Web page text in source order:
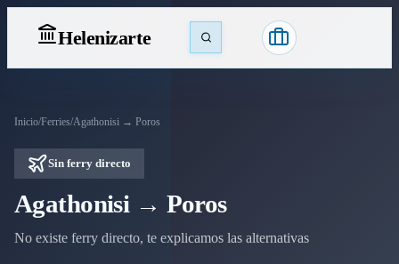
Helenizarte
Inicio/Ferries/Agathonisi → Poros
Sin ferry directo
Agathonisi → Poros
No existe ferry directo, te explicamos las alternativas